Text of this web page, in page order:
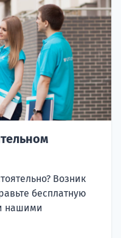
Возник
бесплатную
нашими